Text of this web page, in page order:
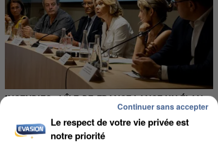
INCENDIES : L’ÎLE-DE-FRANCE LANCE UN ÉLAN
DE SOLIDARITÉ AVEC LES...
Le respect de votre vie privée est
notre priorité
Continuer sans accepter